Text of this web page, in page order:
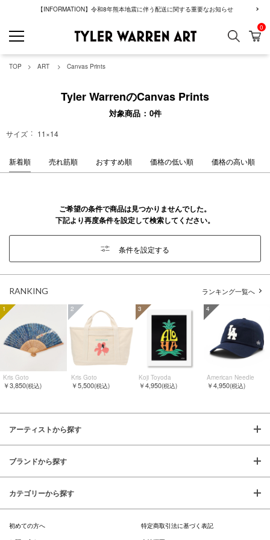
【INFORMATION】令和8年熊本地震に伴う配送に関する重要なお知らせ
GREENROOM
検索 カ
0
TOP ART Canvas Prints
Tyler WarrenのCanvas Prints
対象商品 0件
サイズ 11×14
新着順 売れ筋順 おすすめ順 価格の低い順 価格の高い順
ご希望の条件で商品は見つかりませんでした。
下記より再度条件を設定して検索してください。
条件を設定する
RANKING ランキング一覧へ
1
Kris Goto
￥3,850(税込)
2
Kris Goto
￥5,500(税込)
3
Koji Toyoda
￥4,950(税込)
4
American Needle
￥4,950(税込)
アーティストから探す
ブランドから探す
カテゴリーから探す
初めての方へ
特定商取引法に基づく表記